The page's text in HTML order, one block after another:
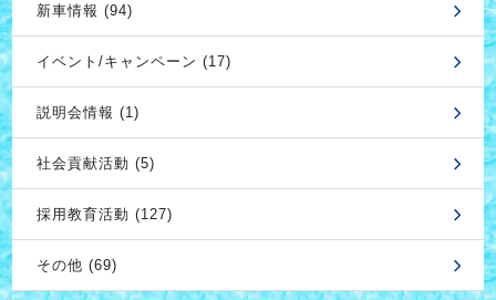
新車情報 (94)
イベント/キャンペーン (17)
説明会情報 (1)
社会貢献活動 (5)
採用教育活動 (127)
その他 (69)